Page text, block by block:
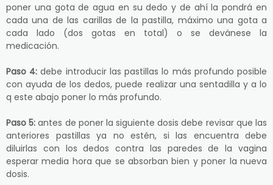
poner una gota de agua en su dedo y de ahí la pondrá en
cada una de las carillas de la pastilla, máximo una gota a
cada lado (dos gotas en total) o se devánese la
medicación.
Paso 4: debe introducir las pastillas lo más profundo posible
con ayuda de los dedos, puede realizar una sentadilla y a lo
q este abajo poner lo más profundo.
Paso 5: antes de poner la siguiente dosis debe revisar que las
anteriores pastillas ya no estén, si las encuentra debe
diluirlas con los dedos contra las paredes de la vagina
esperar media hora que se absorban bien y poner la nueva
dosis.